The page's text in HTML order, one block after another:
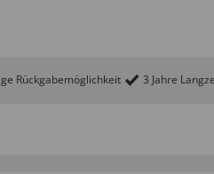
Rückgabemöglichkeit 3 Jahre